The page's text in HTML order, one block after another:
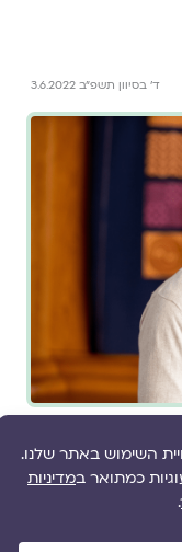
ד׳ בסיוון תשפ״ב 3.6.2022
עם א-לוהי
המטפל חננאל